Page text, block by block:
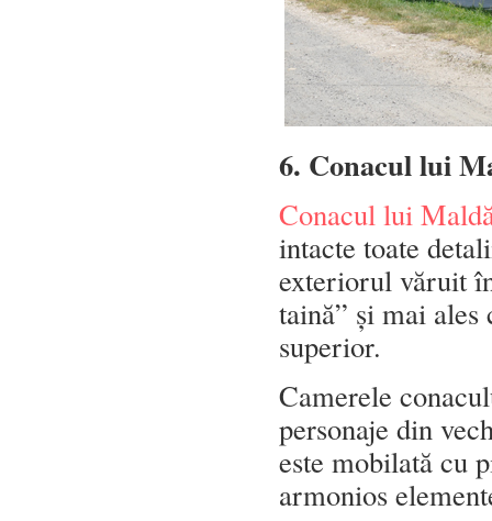
6. Conacul lui
Conacul lui
intacte toate
exteriorul văruit
taină” și mai ales
superior.
Camerele
personaje din
este mobilată cu
armonios